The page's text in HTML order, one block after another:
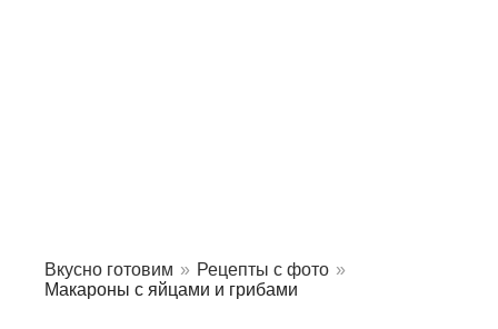
Вкусно готовим » Рецепты с фото »
Макароны с яйцами и грибами